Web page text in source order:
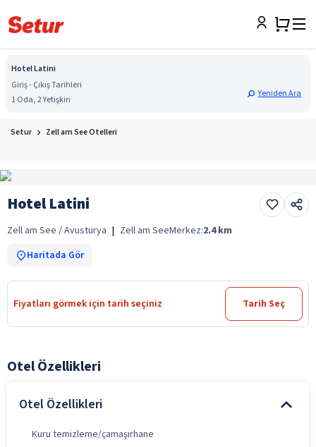
Hotel Latini
Giriş - Çıkış Tarihleri
1 Oda, 2 Yetişkin
Yeniden Ara
Setur Zell am See Otelleri
Hotel Latini
Zell am See / Avusturya | Zell am SeeMerkez:2.4 km
Haritada Gör
Fiyatları görmek için tarih seçiniz Tarih Seç
Otel Özellikleri
Otel Özellikleri
Kuru temizleme/çamaşırhane